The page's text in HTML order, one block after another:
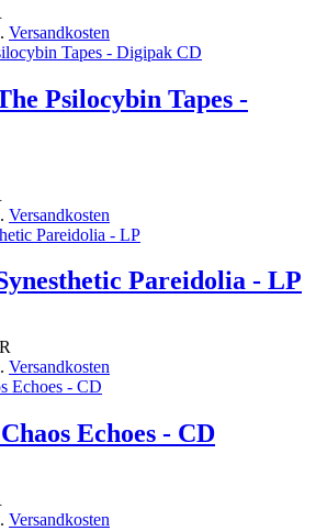
Versandkosten
Psilocybin Tapes -
Versandkosten
Pareidolia - LP
Versandkosten
Echoes - CD
Versandkosten